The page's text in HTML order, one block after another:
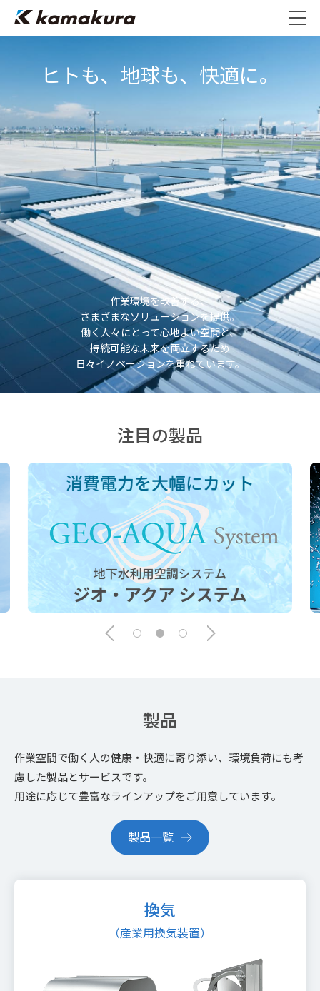
ヒトも、地球も、快適に。
作業環境を改善する、
さまざまなソリューションを提供。
働く人々にとって心地よい空間と、
持続可能な未来を両立するため
日々イノベーションを重ねています。
注目の製品
製品
作業空間で働く人の健康・快適に寄り添い、環境負荷にも考
慮した製品とサービスです。
用途に応じて豊富なラインアップをご用意しています。
製品一覧
換気
（産業用換気装置）